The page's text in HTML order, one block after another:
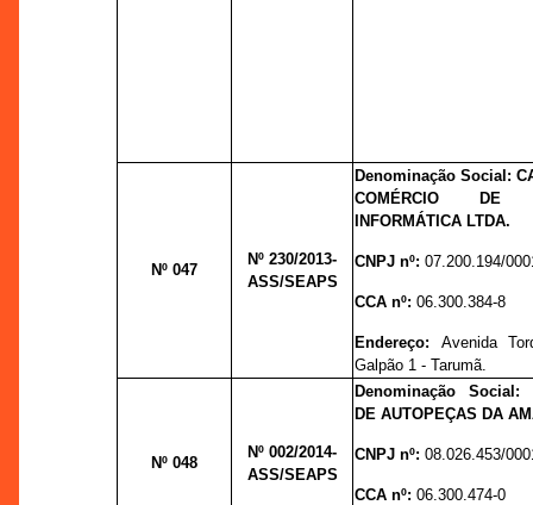
Nº 047
Nº 230/2013-
ASS/SEAPS
Denominação Social:
COMÉRCIO DE
INFORMÁTICA LTDA.
CNPJ nº:07.200.194/
CCA nº:06.300.384-8
Endereço: Avenida
Galpão 1 - Tarumã.
Nº 048
Nº 002/2014-
ASS/SEAPS
Denominação Social:
DE AUTOPEÇAS DA
CNPJ nº:08.026.453/
CCA nº:06.300.474-0